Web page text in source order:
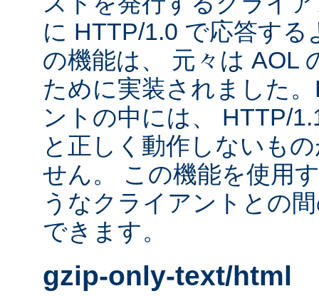
に HTTP/1.0 で応答す
の機能は、 元々は AOL
ために実装されました
ントの中には、 HTTP/
と正しく動作しないも
せん。 この機能を使用
うなクライアントとの
できます。
gzip-only-text/html